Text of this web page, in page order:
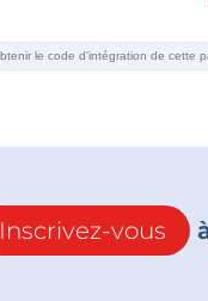
Inscrivez-vous